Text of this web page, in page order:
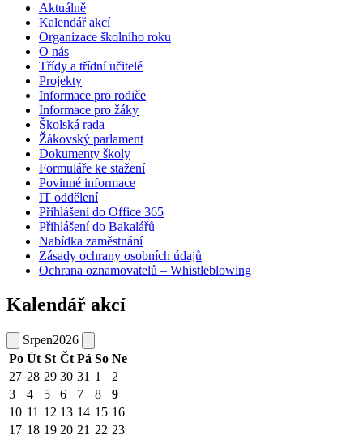
Aktuálně
Kalendář akcí
Organizace školního roku
O nás
Třídy a třídní učitelé
Projekty
Informace pro rodiče
Informace pro žáky
Školská rada
Žákovský parlament
Dokumenty školy
Formuláře ke stažení
Povinné informace
IT oddělení
Přihlášení do Office 365
Přihlášení do Bakalářů
Nabídka zaměstnání
Zásady ochrany osobních údajů
Ochrana oznamovatelů – Whistleblowing
Kalendář akcí
Srpen2026
Po Út St Čt Pá So Ne
27 28 29 30 31 1
2
3
4 5 6 7 8
9
10 11 12 13 14 15 16
17 18 19 20 21 22 23